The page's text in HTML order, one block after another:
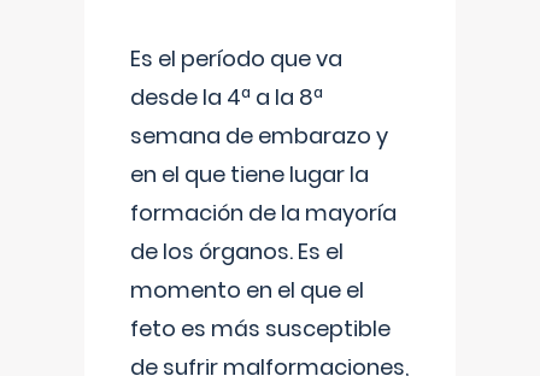
Es el período que va
desde la 4ª a la 8ª
semana de embarazo y
en el que tiene lugar la
formación de la mayoría
de los órganos. Es el
momento en el que el
feto es más susceptible
de sufrir malformaciones,